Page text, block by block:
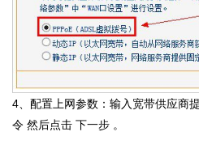
4、配置上网参数：输入宽带供应商
令 然后点击 下一步 。